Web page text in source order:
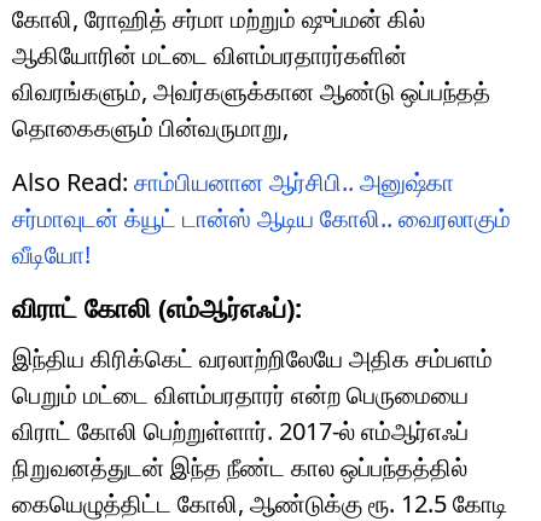
கோலி, ரோஹித் சர்மா மற்றும் ஷுப்மன் கில்
ஆகியோரின் மட்டை விளம்பரதாரர்களின்
விவரங்களும், அவர்களுக்கான ஆண்டு ஒப்பந்தத்
தொகைகளும் பின்வருமாறு,
Also Read: சாம்பியனான ஆர்சிபி.. அனுஷ்கா
சர்மாவுடன் க்யூட் டான்ஸ் ஆடிய கோலி.. வைரலாகும்
வீடியோ!
விராட் கோலி (எம்ஆர்எஃப்):
இந்திய கிரிக்கெட் வரலாற்றிலேயே அதிக சம்பளம்
பெறும் மட்டை விளம்பரதாரர் என்ற பெருமையை
விராட் கோலி பெற்றுள்ளார். 2017-ல் எம்ஆர்எஃப்
நிறுவனத்துடன் இந்த நீண்ட கால ஒப்பந்தத்தில்
கையெழுத்திட்ட கோலி, ஆண்டுக்கு ரூ. 12.5 கோடி